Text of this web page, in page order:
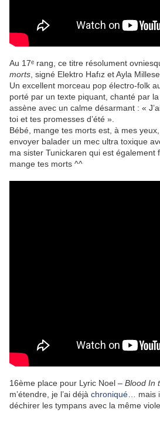
Au 17ᵉ rang, ce titre résolument
morts , signé Elektro Hafız et Ayla
Un excellent morceau pop électro-folk
porté par un texte piquant, chanté par la
assène avec un calme désarmant : «
toi et tes promesses d’été ».
Bébé, mange tes morts est, à mes
envoyer balader un mec ultra toxique
ma sister Tunickaren qui est également
mange tes morts ^^
16ème place pour Lyric Noel – Blood In
m’étendre, je l’ai déjà chroniqué … mais
déchirer les tympans avec la même